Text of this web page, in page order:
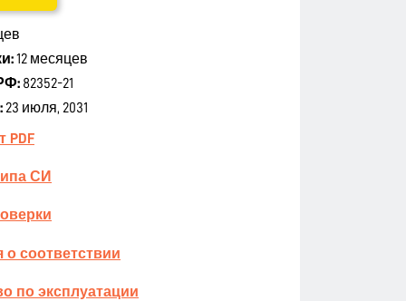
12 месяцев
82352-21
23 июля, 2031
PDF
СИ
о соответствии
по эксплуатации